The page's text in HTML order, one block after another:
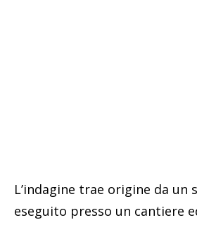
L’indagine trae origine da un
eseguito presso un cantiere